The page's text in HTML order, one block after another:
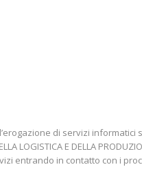
di servizi informatici
E DELLA
entrando in contatto con i